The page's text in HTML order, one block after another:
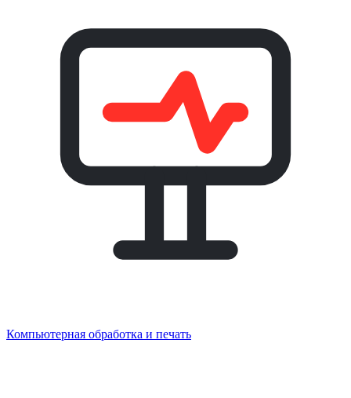
Компьютерная обработка и печать